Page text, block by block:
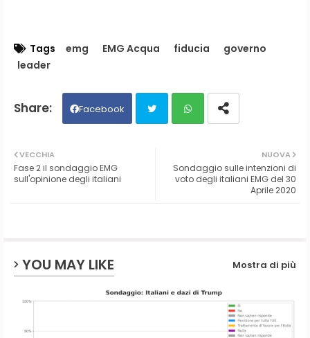
Tags emg EMG Acqua fiducia
governo
leader
Facebook
ats
NUOVA
Sondaggio sulle intenzioni di
voto degli italiani EMG del 30
Aprile 2020
VECCHIA
Fase 2 il sondaggio EMG
sull'opinione degli italiani
YOU MAY LIKE Mostra di più